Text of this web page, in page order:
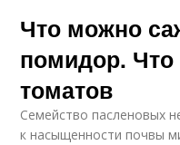
Что можно
помидор. Что
томатов
Семейство пасленовых
к насыщенности почвы